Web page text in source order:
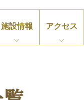
施設情報 アクセス